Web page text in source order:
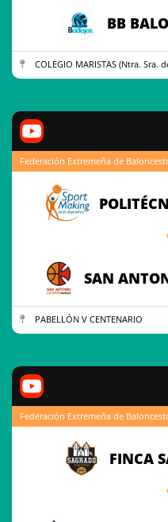
BB
COLEGIO MARISTAS (Ntra. Sra.
Federación Extremeña de
SAN
PABELLÓN V CENTENARIO
Federación Extremeña de
FINCA